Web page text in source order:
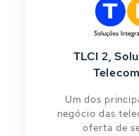
TLCI 2,
Um dos
negócio das
oferta de